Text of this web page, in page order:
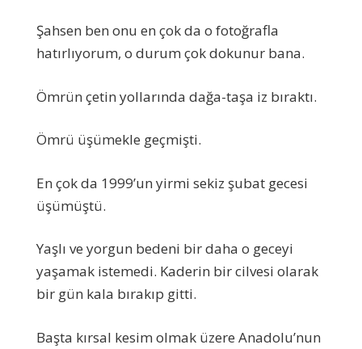
Şahsen ben onu en çok da o fotoğrafla
hatırlıyorum, o durum çok dokunur bana.
Ömrün çetin yollarında dağa-taşa iz bıraktı.
Ömrü üşümekle geçmişti.
En çok da 1999’un yirmi sekiz şubat gecesi
üşümüştü.
Yaşlı ve yorgun bedeni bir daha o geceyi
yaşamak istemedi. Kaderin bir cilvesi olarak
bir gün kala bırakıp gitti.
Başta kırsal kesim olmak üzere Anadolu’nun